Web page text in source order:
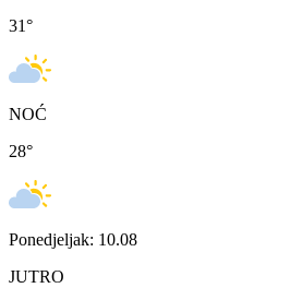
31°
NOĆ
28°
Ponedjeljak: 10.08
JUTRO